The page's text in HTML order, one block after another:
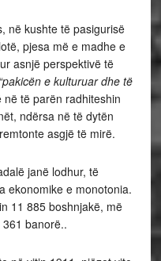
në kushte të pasigurisë
pjesa më e madhe e
asnjë perspektivë të
“pakicën e kulturuar dhe të
të parën radhiteshin
ndërsa në të dytën
asgjë të mirë.
janë lodhur, të
ekonomike e monotonia.
11 885 boshnjakë, më
banorë..